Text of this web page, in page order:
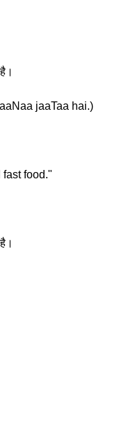
jaaTaa hai.)
food."